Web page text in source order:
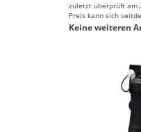
zuletzt überprüft am
Preis kann sich
Keine weiteren